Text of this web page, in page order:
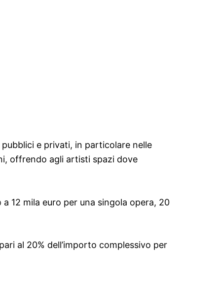
e privati, in particolare nelle
offrendo agli artisti spazi dove
12 mila euro per una singola opera, 20
al 20% dell’importo complessivo per